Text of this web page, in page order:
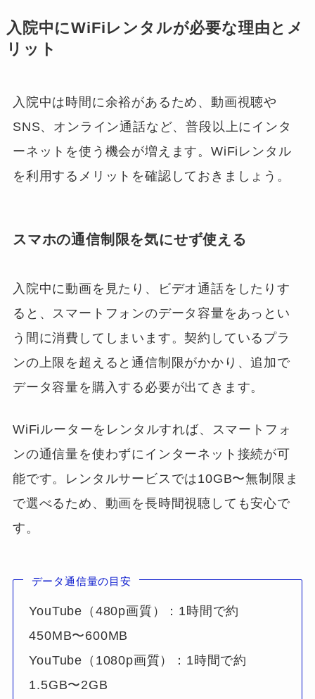
入院中にWiFiレンタルが必要な理由とメ
リット
入院中は時間に余裕があるため、動画視聴や
SNS、オンライン通話など、普段以上にインタ
ーネットを使う機会が増えます。WiFiレンタル
を利用するメリットを確認しておきましょう。
スマホの通信制限を気にせず使える
入院中に動画を見たり、ビデオ通話をしたりす
ると、スマートフォンのデータ容量をあっとい
う間に消費してしまいます。契約しているプラ
ンの上限を超えると通信制限がかかり、追加で
データ容量を購入する必要が出てきます。
WiFiルーターをレンタルすれば、スマートフォ
ンの通信量を使わずにインターネット接続が可
能です。レンタルサービスでは10GB〜無制限ま
で選べるため、動画を長時間視聴しても安心で
す。
データ通信量の目安
YouTube（480p画質）：1時間で約
450MB〜600MB
YouTube（1080p画質）：1時間で約
1.5GB〜2GB